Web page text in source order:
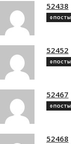
52438
0 ПОСТЫ
52452
0 ПОСТЫ
52467
0 ПОСТЫ
52468